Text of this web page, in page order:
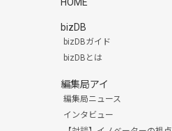
bizDB
bizDBガイド
bizDBとは
編集局アイ
編集局ニュース
インタビュー